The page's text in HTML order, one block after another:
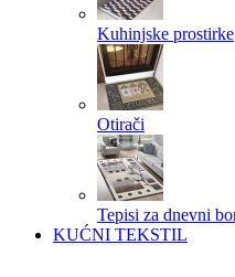
Kuhinjske prostirke
Otirači
Tepisi za dnevni
KUĆNI TEKSTIL